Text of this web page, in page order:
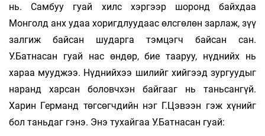
нь. Самбуу гуай хилс хэргээр шо­ронд байхдаа
Монголд анх удаа хоригдлуудаас өлсгөлөн зарлаж, зүү
зал­гиж байсан шударга тэмцэгч байсан сан.
У.Батнасан гуай нас өндөр, бие тааруу, нүд­­нийх нь
хараа мууджээ. Нүднийхээ ши­лийг хийгээд зургуудыг
наранд харсан бо­ловчхэн байгааг нь таньсангүй.
Харин Гер­­­манд төгсөгчдийн нэг Г.Цэвээн гэж хүнийг
бол таньдаг гэнэ. Энэ тухайгаа У.Бат­­на­сан гуай: